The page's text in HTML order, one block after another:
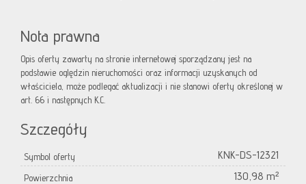
Nota prawna
Opis oferty zawarty na stronie internetowej sporządzany jest na
podstawie oględzin nieruchomości oraz informacji uzyskanych od
właściciela, może podlegać aktualizacji i nie stanowi oferty określonej w
art. 66 i następnych K.C.
Szczegóły
Symbol oferty KNK-DS-12321
Powierzchnia 130,98 m²